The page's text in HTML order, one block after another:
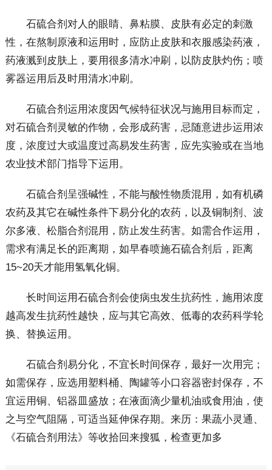
石硫合剂对人的眼睛、鼻粘膜、皮肤有必定的刺激
性，在熬制原液和运用时，应防止皮肤和衣服感染药液，
药液溅到皮肤上，要用很多清水冲刷，以防皮肤灼伤；喷
雾器运用后及时用清水冲刷。
石硫合剂运用浓度因气候特征状况与施用目标而定，
对石硫合剂灵敏的作物，会形成药害，忌随意进步运用浓
度，浓度过大或温度过高易发生药害，应先实验或在当地
农业技术部门指导下运用。
石硫合剂呈强碱性，不能与酸性物质混用，如有机磷
农药及其它在碱性条件下易分化的农药，以及铜制剂、波
尔多液、松脂合剂混用，防止发生药害。如需合作运用，
需求有满足长的距离期，如早春喷施石硫合剂后，距离
15~20天才能用氢氧化铜。
长时间运用石硫合剂会使病虫发生抗药性，施用浓度
越高发生抗药性越快，应与其它高效、低毒的农药科学轮
换、替换运用。
石硫合剂易分化，不宜长时间保存，最好一次用完；
如需保存，应选用塑料桶、陶罐等小口容器密封保存，不
宜运用铜、铝器皿盛放；在液面滴少量机油或食用油，使
之与空气阻隔，可适当延伸保存期。来历：果蔬小灵通、
《石硫合剂用法》等收拾回来搜狐，检查更加多